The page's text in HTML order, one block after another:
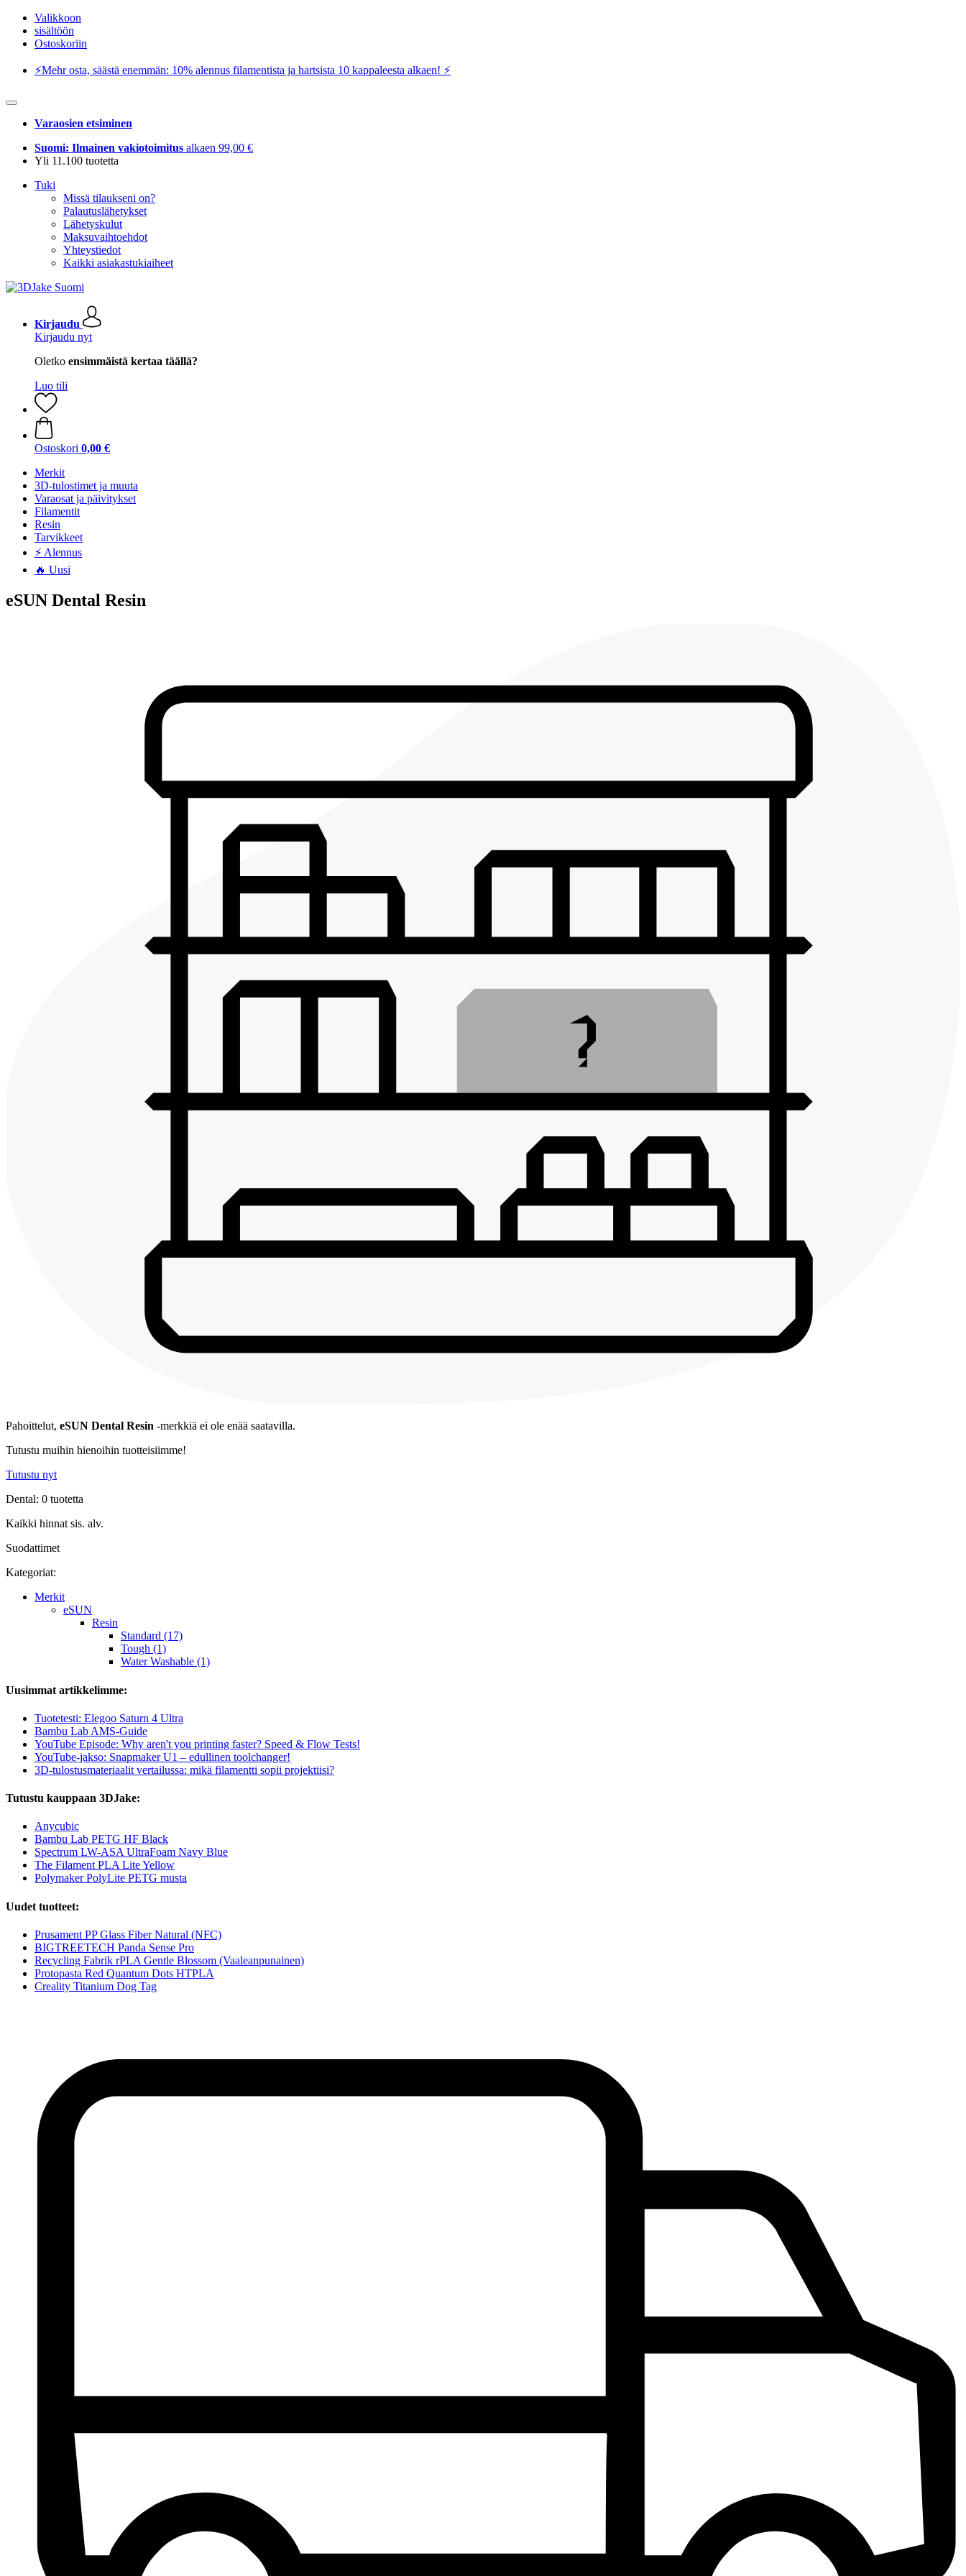
Valikkoon
sisältöön
Ostoskoriin
⚡️Mehr osta, säästä enemmän: 10% alennus filamentista ja hartsista 10 kappaleesta alkaen! ⚡️
Varaosien etsiminen
Suomi: Ilmainen vakiotoimitus alkaen 99,00 €
Yli 11.100 tuotetta
Tuki
Missä tilaukseni on?
Palautuslähetykset
Lähetyskulut
Maksuvaihtoehdot
Yhteystiedot
Kaikki asiakastukiaiheet
Kirjaudu
Kirjaudu nyt
Oletko ensimmäistä kertaa täällä?
Luo tili
Ostoskori 0,00 €
Merkit
3D-tulostimet ja muuta
Varaosat ja päivitykset
Filamentit
Resin
Tarvikkeet
⚡ Alennus
🔥 Uusi
eSUN Dental Resin
Pahoittelut, eSUN Dental Resin -merkkiä ei ole enää saatavilla.
Tutustu muihin hienoihin tuotteisiimme!
Tutustu nyt
Dental: 0 tuotetta
Kaikki hinnat sis. alv.
Suodattimet
Kategoriat:
Merkit
eSUN
Resin
Standard (17)
Tough (1)
Water Washable (1)
Uusimmat artikkelimme:
Tuotetesti: Elegoo Saturn 4 Ultra
Bambu Lab AMS-Guide
YouTube Episode: Why aren't you printing faster? Speed & Flow Tests!
YouTube-jakso: Snapmaker U1 – edullinen toolchanger!
3D-tulostusmateriaalit vertailussa: mikä filamentti sopii projektiisi?
Tutustu kauppaan 3DJake:
Anycubic
Bambu Lab PETG HF Black
Spectrum LW-ASA UltraFoam Navy Blue
The Filament PLA Lite Yellow
Polymaker PolyLite PETG musta
Uudet tuotteet:
Prusament PP Glass Fiber Natural (NFC)
BIGTREETECH Panda Sense Pro
Recycling Fabrik rPLA Gentle Blossom (Vaaleanpunainen)
Protopasta Red Quantum Dots HTPLA
Creality Titanium Dog Tag